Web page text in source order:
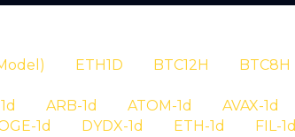
ETH1D BTC12H BTC8H
ARB-1d ATOM-1d AVAX-1d
1d DYDX-1d ETH-1d FIL-1d